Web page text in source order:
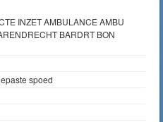
INZET AMBULANCE AMBU
BARDRT BON
spoed